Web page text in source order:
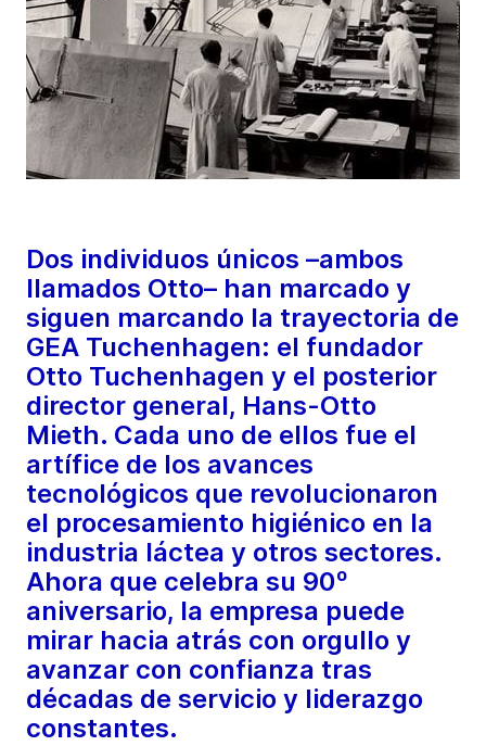
Dos individuos únicos –ambos
llamados Otto– han marcado y
siguen marcando la trayectoria de
GEA Tuchenhagen: el fundador
Otto Tuchenhagen y el posterior
director general, Hans-Otto
Mieth. Cada uno de ellos fue el
artífice de los avances
tecnológicos que revolucionaron
el procesamiento higiénico en la
industria láctea y otros sectores.
Ahora que celebra su 90º
aniversario, la empresa puede
mirar hacia atrás con orgullo y
avanzar con confianza tras
décadas de servicio y liderazgo
constantes.